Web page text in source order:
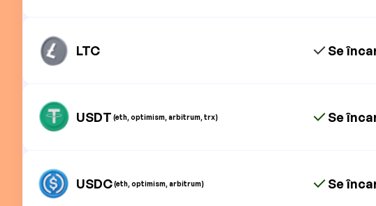
LTC Se
USDT (eth, optimism, arbitrum, trx) Se
USDC(eth, optimism, arbitrum) Se